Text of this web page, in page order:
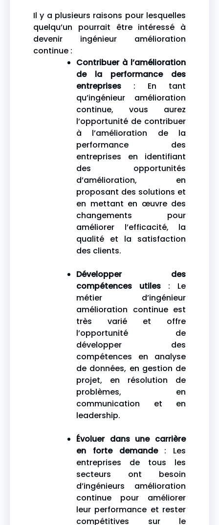
Il y a plusieurs raisons pour lesquelles
quelqu’un pourrait être intéressé à
devenir ingénieur amélioration
continue :
Contribuer à l’amélioration
de la performance des
entreprises : En tant
qu’ingénieur amélioration
continue, vous aurez
l’opportunité de contribuer
à l’amélioration de la
performance des
entreprises en identifiant
des opportunités
d’amélioration, en
proposant des solutions et
en mettant en œuvre des
changements pour
améliorer l’efficacité, la
qualité et la satisfaction
des clients.
Développer des
compétences utiles : Le
métier d’ingénieur
amélioration continue est
très varié et offre
l’opportunité de
développer des
compétences en analyse
de données, en gestion de
projet, en résolution de
problèmes, en
communication et en
leadership.
Évoluer dans une carrière
en forte demande: Les
entreprises de tous les
secteurs ont besoin
d’ingénieurs amélioration
continue pour améliorer
leur performance et rester
compétitives sur le